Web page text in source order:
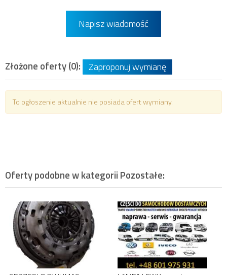
Napisz wiadomość
Złożone oferty (0): Zaproponuj wymianę
To ogłoszenie aktualnie nie posiada ofert wymiany.
Oferty podobne w kategorii Pozostałe: